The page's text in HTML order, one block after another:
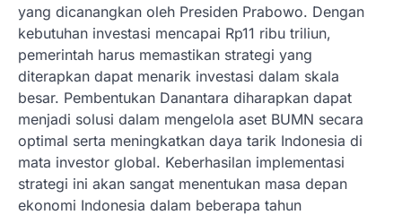
yang dicanangkan oleh Presiden Prabowo. Dengan
kebutuhan investasi mencapai Rp11 ribu triliun,
pemerintah harus memastikan strategi yang
diterapkan dapat menarik investasi dalam skala
besar. Pembentukan Danantara diharapkan dapat
menjadi solusi dalam mengelola aset BUMN secara
optimal serta meningkatkan daya tarik Indonesia di
mata investor global. Keberhasilan implementasi
strategi ini akan sangat menentukan masa depan
ekonomi Indonesia dalam beberapa tahun